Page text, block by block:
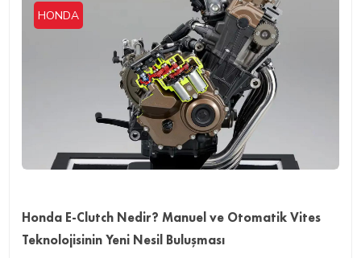
HONDA
Honda E-Clutch Nedir? Manuel ve Otomatik Vites
Teknolojisinin Yeni Nesil Buluşması